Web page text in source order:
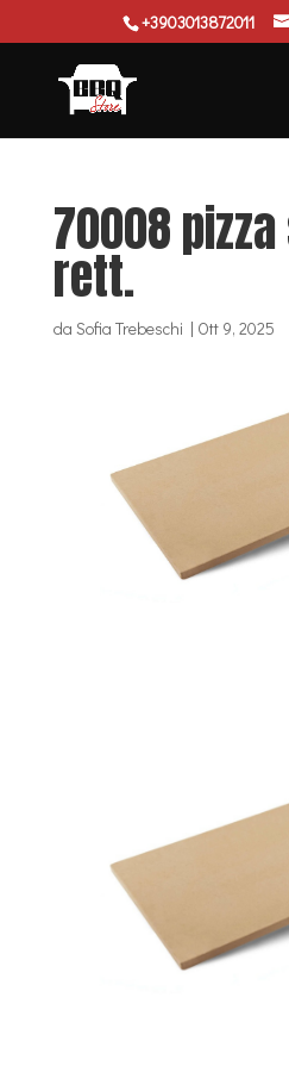
+3903013872011
Ricerca
prodotti
70008
rett.
da Sofia Trebeschi | Ott 9, 2025